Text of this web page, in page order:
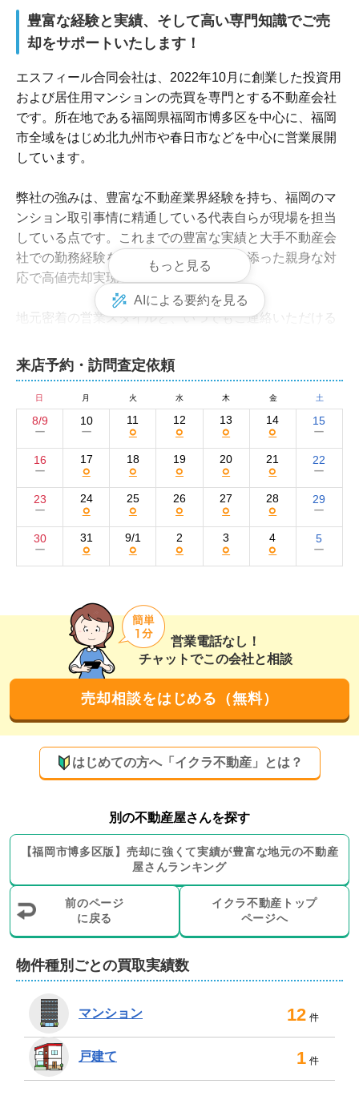
営業電話なし！
チャットでこの会社と相談
売却相談をはじめる（無料）
はじめての方へ「イクラ不動産」とは？
別の不動産屋さんを探す
【福岡市博多区版】 売却に強くて実績が豊富な地元の不動産
屋さんランキング
前のページ
に戻る
イクラ不動産トップ
ページへ
来店予約・訪問査定依頼
日 月 火 水 木 金 土
8/9
ー
10
ー
11
○
12
○
13
○
14
○
15
ー
16
ー
17
○
18
○
19
○
20
○
21
○
22
ー
23
ー
24
○
25
○
26
○
27
○
28
○
29
ー
30
ー
31
○
9/1
○
2
○
3
○
4
○
5
ー
豊富な経験と実績、そして高い専門知識でご売
却をサポートいたします！
エスフィール合同会社は、2022年10月に創業した投資用
および居住用マンションの売買を専門とする不動産会社
です。所在地である福岡県福岡市博多区を中心に、福岡
市全域をはじめ北九州市や春日市などを中心に営業展開
しています。
弊社の強みは、豊富な不動産業界経験を持ち、福岡のマ
ンション取引事情に精通している代表自らが現場を担当
している点です。これまでの豊富な実績と大手不動産会
社での勤務経験を活かし、売主様に寄り添った親身な対
応で高値売却実現を目指します。
地元密着の営業スタイルと、いつでもご連絡いただける
にお問い合わせください。
エスフィール合同会社の集客方法と売却活動の
強み
弊社では、自社ホームページや大手不動産ポータルサイ
トのat home、HOME'Sなどを積極的に活用し、広範囲に
向けたアプローチを図っています。
InstagramやFacebook、TwitterなどのSNSでも情報を発
信。物件掲載ページへのアクセス数や検索キーワードを
分析し、掲載情報の改善や価格変更のタイミング判断に
また、地域に根ざした売却活動として、チラシのポステ
ィングや新聞の折込広告、オープンハウスの開催なども
積極的に実施。近隣の購入希望者からの反響獲得にも余
念がありません。
客様や案件のご紹介も多数いただいております。
買取やリースバックにも対応！売主様に合った
売却方法をご提案します
弊社では、通常の売却仲介に加えて、買取やリースバッ
クによる売却もお選びいただくことが可能です。すぐに
売却したい場合や売却しても住み続けたい場合など、売
主様のご状況に合わせて、最適な売却方法をご提案させ
また、売却時に必要となるサービスも多数ご用意。古い
断するインスペクション、内見時のホームステージング
さらに、賃貸仲介も行っておりますので、住み替え先の
お住まいとして賃貸物件が必要な場合のご紹介も可能で
す。売却後の新生活についてもトータルでサポートいた
もっと見る
AIによる要約を見る
物件種別ごとの買取実績数
マンション 12 件
戸建て 1 件